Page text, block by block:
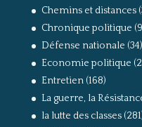
Chemins et distances
Chronique politique
Défense nationale (34)
Economie politique
Entretien(168)
La guerre, la
la lutte des classes